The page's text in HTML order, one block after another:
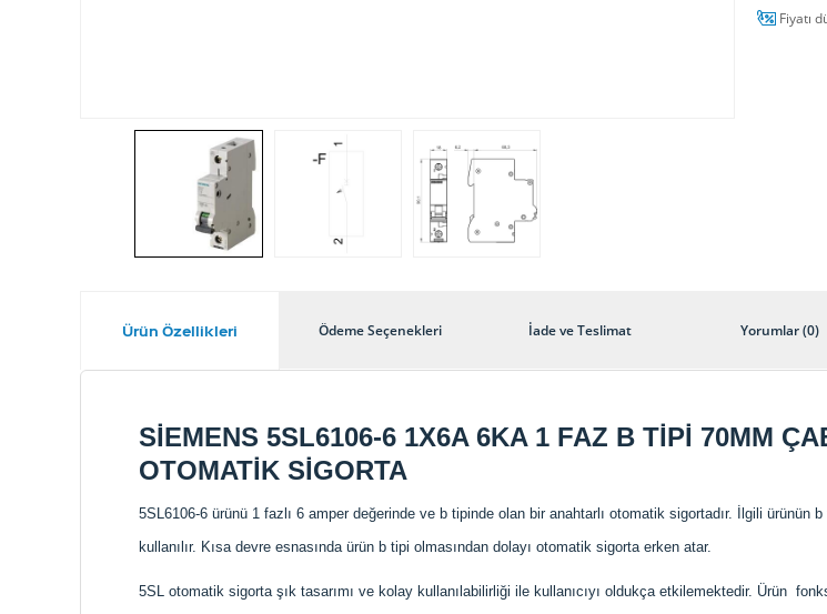
Fiyatı
Ürün Özellikleri Ödeme Seçenekleri İade ve Teslimat Yorumlar (0)
SİEMENS 5SL6106-6 1X6A 6KA 1 FAZ B TİPİ 70MM
OTOMATİK SİGORTA
5SL6106-6 ürünü 1 fazlı 6 amper değerinde ve b tipinde olan bir anahtarlı otomatik sigortadır. İlgili
kullanılır. Kısa devre esnasında ürün b tipi olmasından dolayı otomatik sigorta erken atar.
5SL otomatik sigorta şık tasarımı ve kolay kullanılabilirliği ile kullanıcıyı oldukça etkilemektedir. Ürün